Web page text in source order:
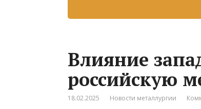
Влияние
российскую
18.02.2025 Новости металлургии